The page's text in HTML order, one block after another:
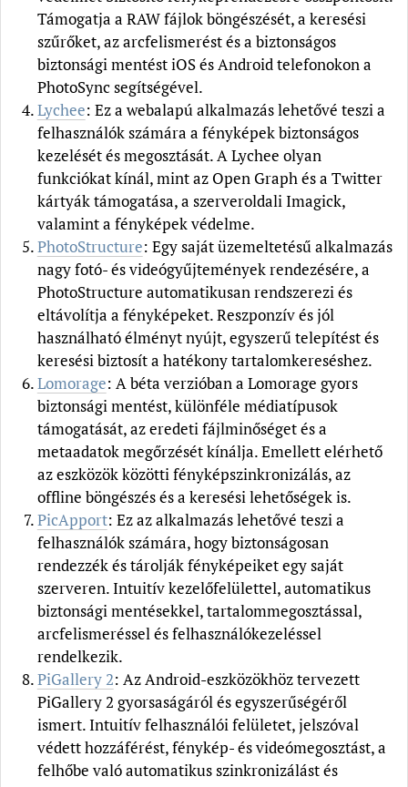
Támogatja a RAW fájlok böngészését, a keresési
szűrőket, az arcfelismerést és a biztonságos
biztonsági mentést iOS és Android telefonokon a
PhotoSync segítségével.
Lychee: Ez a webalapú alkalmazás lehetővé teszi a
felhasználók számára a fényképek biztonságos
kezelését és megosztását. A Lychee olyan
funkciókat kínál, mint az Open Graph és a Twitter
kártyák támogatása, a szerveroldali Imagick,
valamint a fényképek védelme.
PhotoStructure: Egy saját üzemeltetésű alkalmazás
nagy fotó- és videógyűjtemények rendezésére, a
PhotoStructure automatikusan rendszerezi és
eltávolítja a fényképeket. Reszponzív és jól
használható élményt nyújt, egyszerű telepítést és
keresési biztosít a hatékony tartalomkereséshez.
Lomorage: A béta verzióban a Lomorage gyors
biztonsági mentést, különféle médiatípusok
támogatását, az eredeti fájlminőséget és a
metaadatok megőrzését kínálja. Emellett elérhető
az eszközök közötti fényképszinkronizálás, az
offline böngészés és a keresési lehetőségek is.
PicApport: Ez az alkalmazás lehetővé teszi a
felhasználók számára, hogy biztonságosan
rendezzék és tárolják fényképeiket egy saját
szerveren. Intuitív kezelőfelülettel, automatikus
biztonsági mentésekkel, tartalommegosztással,
arcfelismeréssel és felhasználókezeléssel
rendelkezik.
PiGallery 2: Az Android-eszközökhöz tervezett
PiGallery 2 gyorsaságáról és egyszerűségéről
ismert. Intuitív felhasználói felületet, jelszóval
védett hozzáférést, fénykép- és videómegosztást, a
felhőbe való automatikus szinkronizálást és